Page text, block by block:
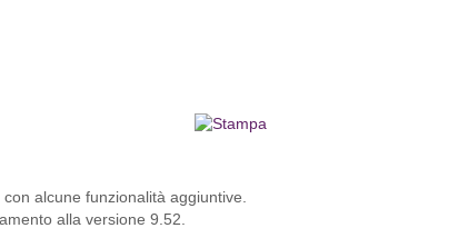
alcune funzionalità aggiuntive.
alla versione 9.52.